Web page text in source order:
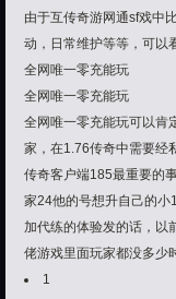
由于互传奇游网通sf戏中
动，日常维护等等，可以
全网唯一零充能玩
全网唯一零充能玩
全网唯一零充能玩可以肯
家，在1.76传奇中需要经
传奇客户端185最重要的
家24他的号想升自己的小
加代练的体验发的话，以
佬游戏里面玩家都没多少
1